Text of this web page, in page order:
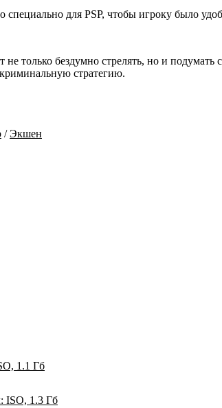
специально для PSP, чтобы игроку было
только бездумно стрелять, но и
стратегию.
/Экшен
1.1 Гб
ISO, 1.3 Гб